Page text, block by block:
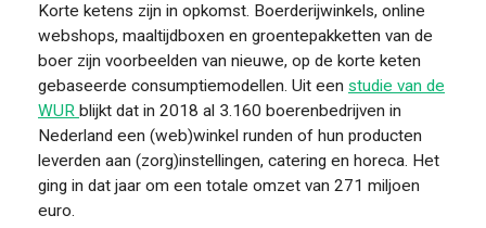
Korte ketens zijn in opkomst. Boerderijwinkels, online
webshops, maaltijdboxen en groentepakketten van de
boer zijn voorbeelden van nieuwe, op de korte keten
gebaseerde consumptiemodellen. Uit een studie van de
WUR blijkt dat in 2018 al 3.160 boerenbedrijven in
Nederland een (web)winkel runden of hun producten
leverden aan (zorg)instellingen, catering en horeca. Het
ging in dat jaar om een totale omzet van 271 miljoen
euro.